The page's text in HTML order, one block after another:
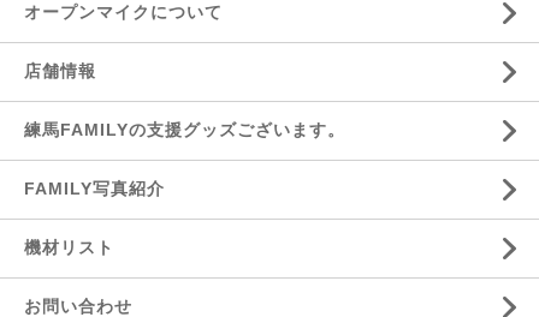
オープンマイクについて
店舗情報
練馬FAMILYの支援グッズございます。
FAMILY写真紹介
機材リスト
お問い合わせ